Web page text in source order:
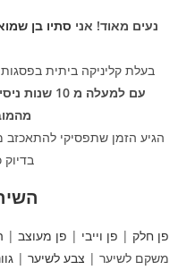
נעים מאוד! אני סתיו בן
בעלת קליניקה ביתית בפסגות אפק,
עם למעלה מ
הגיע הזמן שתפסיקי
פן חלק | פן וייבי | פן מעוצב |
משקם לשיער | צבע לשיער |